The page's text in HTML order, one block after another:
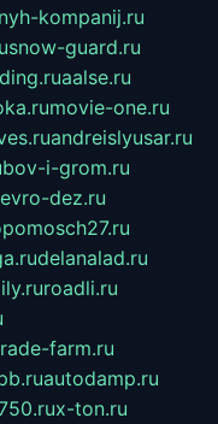
kompanij.ru
snow-guard.ru
aalse.ru
movie-one.ru
andreislyusar.ru
i-grom.ru
evro-dez.ru
delanalad.ru
roadli.ru
farm.ru
autodamp.ru
x-ton.ru